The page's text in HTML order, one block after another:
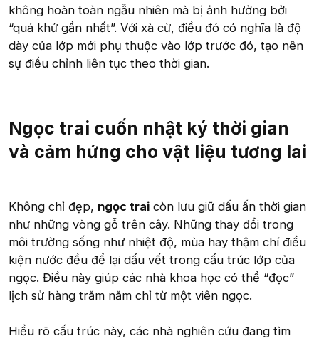
không hoàn toàn ngẫu nhiên mà bị ảnh hưởng bởi
“quá khứ gần nhất”. Với xà cừ, điều đó có nghĩa là độ
dày của lớp mới phụ thuộc vào lớp trước đó, tạo nên
sự điều chỉnh liên tục theo thời gian.
Ngọc trai cuốn nhật ký thời gian
và cảm hứng cho vật liệu tương lai​
Không chỉ đẹp, ngọc trai còn lưu giữ dấu ấn thời gian
như những vòng gỗ trên cây. Những thay đổi trong
môi trường sống như nhiệt độ, mùa hay thậm chí điều
kiện nước đều để lại dấu vết trong cấu trúc lớp của
ngọc. Điều này giúp các nhà khoa học có thể “đọc”
lịch sử hàng trăm năm chỉ từ một viên ngọc.
Hiểu rõ cấu trúc này, các nhà nghiên cứu đang tìm